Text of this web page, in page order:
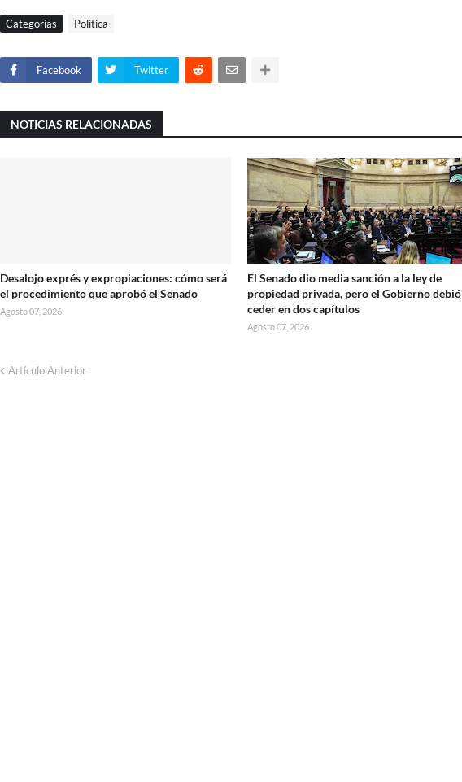
Categorías Politica
Facebook Twitter
NOTICIAS RELACIONADAS
Desalojo exprés y expropiaciones: cómo será
el procedimiento que aprobó el Senado
Agosto 07, 2026
El Senado dio media sanción a la ley de
propiedad privada, pero el Gobierno debió
ceder en dos capítulos
Agosto 07, 2026
Artículo Anterior